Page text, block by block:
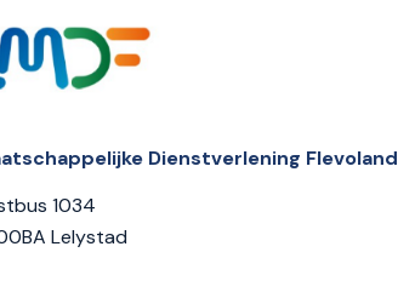
Dienstverlening Flevoland
1034
Lelystad